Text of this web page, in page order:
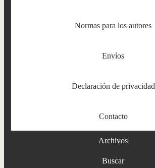
Normas para los autores
Envíos
Declaración de privacidad
Contacto
Archivos
Buscar